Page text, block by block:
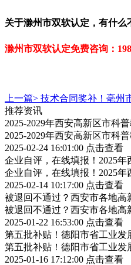
关于滁州市双软认定 ，有什
滁州市双软认定免费咨询：
上一篇> 技术合同奖补！亳州
推荐资讯
2025-2029年西安高新区市科
2025-2029年西安高新区市科
2025-02-24 16:01:00 点击查看
企业自评，在线填报！2025
企业自评，在线填报！2025
2025-02-14 10:17:00 点击查看
被退回不通过？西安市各地高
被退回不通过？西安市各地高
2025-01-22 16:53:00 点击查看
第五批补贴！德阳市省工业
第五批补贴！德阳市省工业
2025-01-16 17:12:00 点击查看